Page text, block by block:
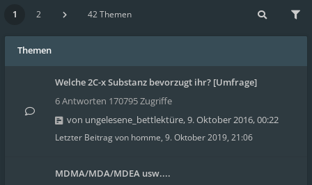
1 2 42 Themen
Themen
Welche 2C-x Substanz bevorzugt ihr? [Umfrage]
6 Antworten 170795 Zugriffe
von ungelesene_bettlektüre,9. Oktober 2016, 00:22
Letzter Beitrag von homme, 9. Oktober 2019, 21:06
MDMA/MDA/MDEA usw....